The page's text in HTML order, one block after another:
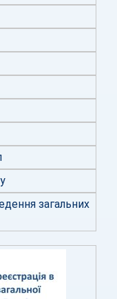
загальних